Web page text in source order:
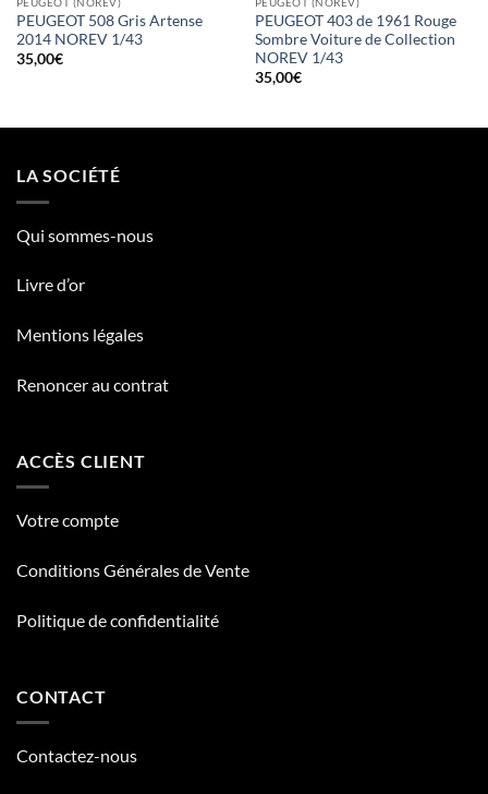
PEUGEOT 508 Gris Artense
2014 NOREV 1/43
35,00€
PEUGEOT 403 de 1961 Rouge
Sombre Voiture de Collection
NOREV 1/43
35,00€
LA SOCIÉTÉ
Qui sommes-nous
Livre d’or
Mentions légales
Renoncer au contrat
ACCÈS CLIENT
Votre compte
Conditions Générales de Vente
Politique de confidentialité
CONTACT
Contactez-nous